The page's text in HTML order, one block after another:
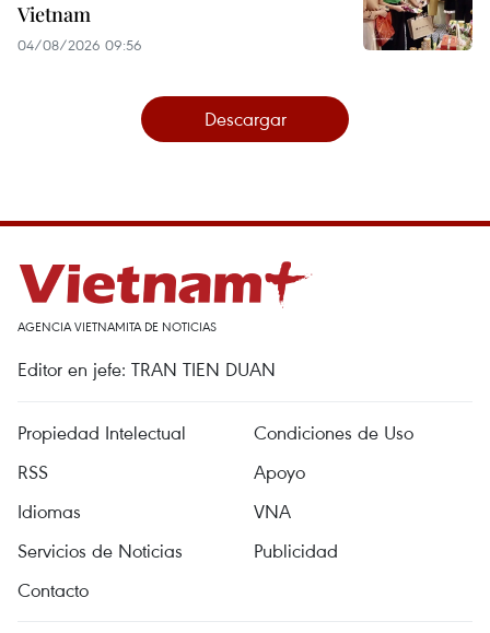
Vietnam
04/08/2026 09:56
Descargar
AGENCIA VIETNAMITA DE NOTICIAS
Editor en jefe: TRAN TIEN DUAN
Propiedad Intelectual
Condiciones de Uso
RSS
Apoyo
Idiomas
VNA
Servicios de Noticias
Publicidad
Contacto